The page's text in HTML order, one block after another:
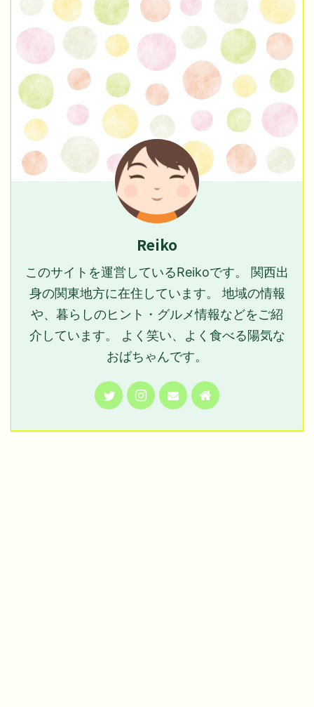
Reiko
このサイトを運営しているReikoです。 関西出
身の関東地方に在住しています。 地域の情報
や、暮らしのヒント・グルメ情報などをご紹
介しています。 よく笑い、よく食べる陽気な
おばちゃんです。